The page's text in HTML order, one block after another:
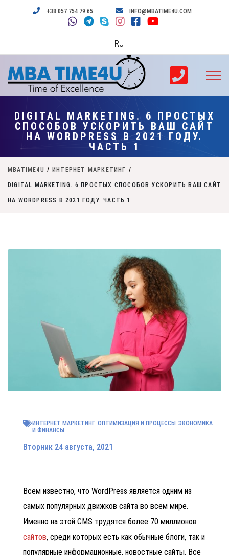
+38 057 754 79 65 INFO@MBATIME4U.COM
RU
DIGITAL MARKETING. 6 ПРОСТЫХ
СПОСОБОВ УСКОРИТЬ ВАШ САЙТ
НА WORDPRESS В 2021 ГОДУ.
ЧАСТЬ 1
MBATIME4U / ИНТЕРНЕТ МАРКЕТИНГ /
DIGITAL MARKETING. 6 ПРОСТЫХ СПОСОБОВ УСКОРИТЬ ВАШ САЙТ
НА WORDPRESS В 2021 ГОДУ. ЧАСТЬ 1
ИНТЕРНЕТ МАРКЕТИНГ ОПТИМИЗАЦИЯ И ПРОЦЕССЫ ЭКОНОМИКА
И ФИНАНСЫ
Вторник 24 августа, 2021
Всем известно, что WordPress является одним из
самых популярных движков сайта во всем мире.
Именно на этой CMS трудятся более 70 миллионов
сайтов, среди которых есть как обычные блоги, так и
популярные информационные, новостные сайты. Все